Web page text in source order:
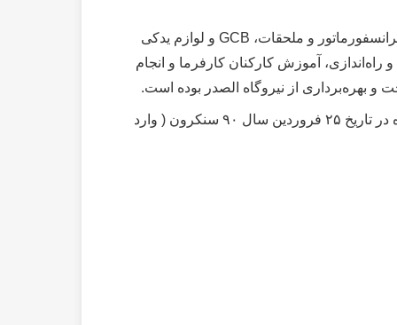
گروه مپنا در جریان ساخت نیروگاه الصدر، فروش تجهیزات اصلی برای تأمین دو واحد توربین ژنراتورگازی‌ مدل V94.۲، ترانسفورماتور و ملحقات، GCB و لوازم یدکی
آموزش کارکنان کارفرما و انجام
بهره‌برداری از نیروگاه الصدر بوده است.
تاریخ تحویل زمین و شروع عملیات اجرایی نیروگاه الصدر توسط گروه مپنا، ۲۹ خرداد ۱۳۸۷ بوده و اولین واحد این نیروگاه در تاریخ ۲۵ فروردین سال ۹۰ سنکرون ( وارد